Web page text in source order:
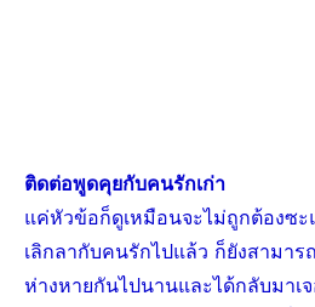
ติดต่อพูดคุยกับคนรักเก่า
แค่หัวข้อก็ดูเหมือนจะไม่ถูกต้องซ
เลิกลากับคนรักไปแล้ว ก็ยังสามา
ห่างหายกันไปนานและได้กลับมาเ